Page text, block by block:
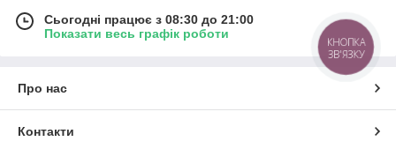
Сьогодні працює з 08:30 до 21:00
Показати весь графік роботи
Про нас
Контакти
КНОПКА
ЗВ'ЯЗКУ